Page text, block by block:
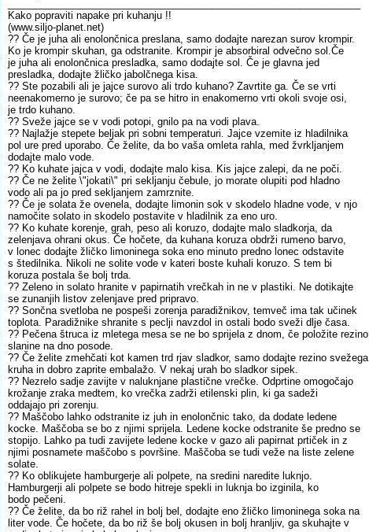
Kako popraviti napake pri kuhanju !!
(www.siljo-planet.net)
?? Če je juha ali enolončnica preslana, samo dodajte narezan surov krompir.
Ko je krompir skuhan, ga odstranite. Krompir je absorbiral odvečno sol.Če
je juha ali enolončnica presladka, samo dodajte sol. Če je glavna jed
presladka, dodajte žličko jabolčnega kisa.
?? Ste pozabili ali je jajce surovo ali trdo kuhano? Zavrtite ga. Če se vrti
neenakomerno je surovo; če pa se hitro in enakomerno vrti okoli svoje osi,
je trdo kuhano.
?? Sveže jajce se v vodi potopi, gnilo pa na vodi plava.
?? Najlažje stepete beljak pri sobni temperaturi. Jajce vzemite iz hladilnika
pol ure pred uporabo. Če želite, da bo vaša omleta rahla, med žvrkljanjem
dodajte malo vode.
?? Ko kuhate jajca v vodi, dodajte malo kisa. Kis jajce zalepi, da ne poči.
?? Če ne želite \"jokati\" pri sekljanju čebule, jo morate olupiti pod hladno
vodo ali pa jo pred sekljanjem zamrznite.
?? Če je solata že ovenela, dodajte limonin sok v skodelo hladne vode, v njo
namočite solato in skodelo postavite v hladilnik za eno uro.
?? Ko kuhate korenje, grah, peso ali koruzo, dodajte malo sladkorja, da
zelenjava ohrani okus. Če hočete, da kuhana koruza obdrži rumeno barvo,
v lonec dodajte žličko limoninega soka eno minuto predno lonec odstavite
s štedilnika. Nikoli ne solite vode v kateri boste kuhali koruzo. S tem bi
koruza postala še bolj trda.
?? Zeleno in solato hranite v papirnatih vrečkah in ne v plastiki. Ne dotikajte
se zunanjih listov zelenjave pred pripravo.
?? Sončna svetloba ne pospeši zorenja paradižnikov, temveč ima tak učinek
toplota. Paradižnike shranite s peclji navzdol in ostali bodo sveži dlje časa.
?? Pečena štruca iz mletega mesa se ne bo sprijela z dnom, če položite rezino
slanine na dno posode.
?? Če želite zmehčati kot kamen trd rjav sladkor, samo dodajte rezino svežega
kruha in dobro zaprite embalažo. V nekaj urah bo sladkor sipek.
?? Nezrelo sadje zavijte v naluknjane plastične vrečke. Odprtine omogočajo
krožanje zraka medtem, ko vrečka zadrži etilenski plin, ki ga sadeži
oddajajo pri zorenju.
?? Maščobo lahko odstranite iz juh in enolončnic tako, da dodate ledene
kocke. Maščoba se bo z njimi sprijela. Ledene kocke odstranite še predno se
stopijo. Lahko pa tudi zavijete ledene kocke v gazo ali papirnat prtiček in z
njimi posnamete maščobo s površine. Maščoba se tudi veže na liste zelene
solate.
?? Ko oblikujete hamburgerje ali polpete, na sredini naredite luknjo.
Hamburgerji ali polpete se bodo hitreje spekli in luknja bo izginila, ko
bodo pečeni.
?? Če želite, da bo riž rahel in bolj bel, dodajte eno žličko limoninega soka na
liter vode. Če hočete, da bo riž še bolj okusen in bolj hranljiv, ga skuhajte v